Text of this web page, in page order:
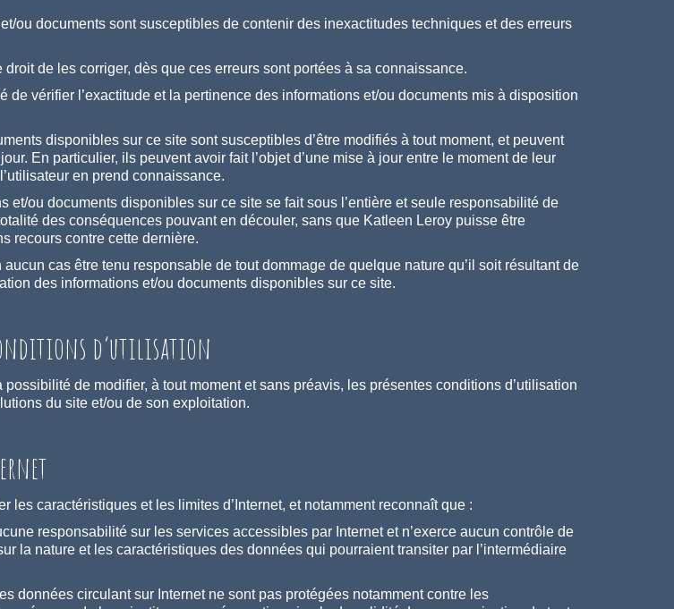
ou documents sont susceptibles de contenir des inexactitudes techniques et des erreurs
droit de les corriger, dès que ces erreurs sont portées à sa connaissance.
de vérifier l’exactitude et la pertinence des informations et/ou documents mis à disposition
disponibles sur ce site sont susceptibles d’être modifiés à tout moment, et peuvent
En particulier, ils peuvent avoir fait l’objet d’une mise à jour entre le moment de leur
en prend connaissance.
et/ou documents disponibles sur ce site se fait sous l’entière et seule responsabilité de
des conséquences pouvant en découler, sans que Katleen Leroy puisse être
recours contre cette dernière.
cas être tenu responsable de tout dommage de quelque nature qu’il soit résultant de
des informations et/ou documents disponibles sur ce site.
d’utilisation
de modifier, à tout moment et sans préavis, les présentes conditions d’utilisation
du site et/ou de son exploitation.
les caractéristiques et les limites d’Internet, et notamment reconnaît que :
responsabilité sur les services accessibles par Internet et n’exerce aucun contrôle de
la nature et les caractéristiques des données qui pourraient transiter par l’intermédiaire
données circulant sur Internet ne sont pas protégées notamment contre les